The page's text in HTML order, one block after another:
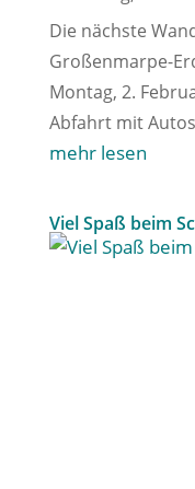
Die nächste
Großenmarpe-
Montag, 2.
Abfahrt mit
mehr lesen
Viel Spaß beim